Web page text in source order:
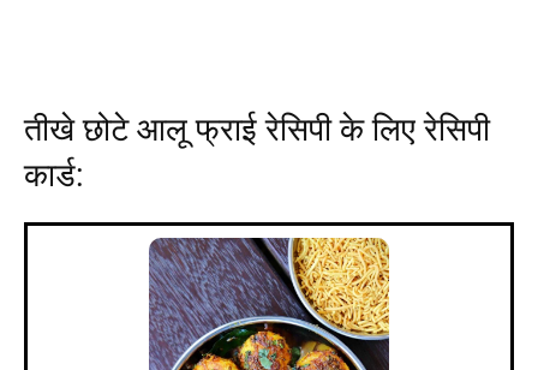
तीखे छोटे आलू फ्राई रेसिपी के लिए रेसिपी
कार्ड: